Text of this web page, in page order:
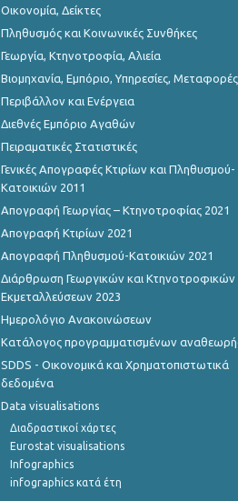
Νοεμβρίου 2022
Οκτωβρίου 2022
Αυγούστου 2022
Ιουλίου 2022
Ιουνίου 2022
Απριλίου 2022
Μαρτίου 2022
Φεβρουαρίου 2022
Ιανουαρίου 2022
Δεκεμβρίου 2021
Νοεμβρίου 2021
Οκτωβρίου 2021
Οικονομία, Δείκτες
Πληθυσμός και Κοινωνικές Συνθήκες
Γεωργία, Κτηνοτροφία, Αλιεία
Βιομηχανία, Εμπόριο, Υπηρεσίες, Μεταφορές
Περιβάλλον και Ενέργεια
Διεθνές Εμπόριο Αγαθών
Πειραματικές Στατιστικές
Γενικές Απογραφές Κτιρίων και Πληθυσμού-
Κατοικιών 2011
Απογραφή Γεωργίας – Κτηνοτροφίας 2021
Απογραφή Κτιρίων 2021
Απογραφή Πληθυσμού-Κατοικιών 2021
Διάρθρωση Γεωργικών και Κτηνοτροφικών
Εκμεταλλεύσεων 2023
Ημερολόγιο Ανακοινώσεων
Κατάλογος προγραμματισμένων
SDDS - Οικονομικά και Χρηματοπιστωτικά
δεδομένα
Data visualisations
Διαδραστικοί χάρτες
Eurostat visualisations
Infographics
infographics κατά έτη